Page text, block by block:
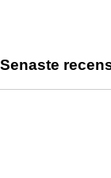
Senaste